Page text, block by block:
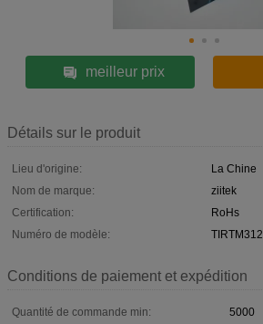
meilleur prix
Détails sur le produit
Lieu d'origine:
La Chine
Nom de marque:
ziitek
Certification:
RoHs
Numéro de modèle:
TIRTM312
Conditions de paiement et expédition
Quantité de commande min:
5000